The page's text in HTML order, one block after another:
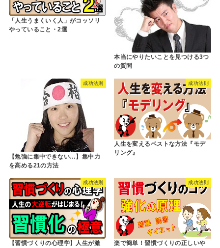
「人生うまくいく人」がコッソリ
やっていること・2選
本当にやりたいことを見つける3つ
の質問
成功法則
【勉強に集中できない…】集中力
を高める21の方法
成功法則
人生を変えるベストな方法『モデ
リング』
成功法則
【習慣づくりの心理学】人生が激
成功法則
楽で簡単！習慣づくりの正しいや